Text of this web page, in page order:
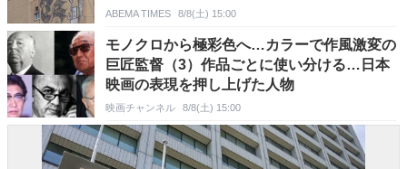
ィストらが見解
ABEMA TIMES 8/8(土) 15:00
モノクロから極彩色へ…カラーで作風激変の
巨匠監督（3）作品ごとに使い分ける…日本
映画の表現を押し上げた人物
映画チャンネル 8/8(土) 15:00